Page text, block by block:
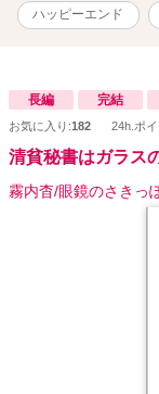
れ違いラブコメディ
したり、な甘々を目
官に溺愛されてる……
センセイに恋してる
マジメ官僚と理系女
す〜」
ハッピーエンド
長編 完結
お気に入り:182 24h.ポイ
清貧秘書はガラス
霧内杳/眼鏡のさきっ